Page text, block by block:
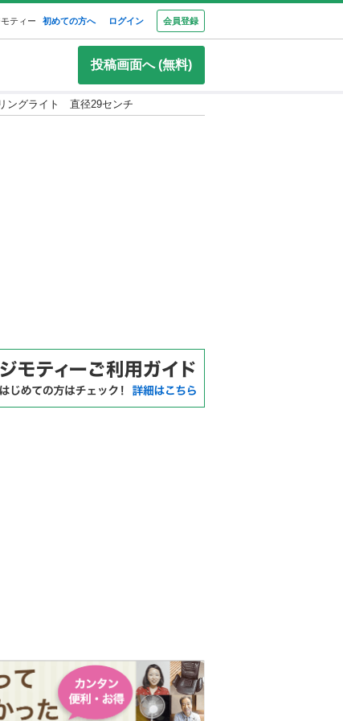
ティー 初めての方へ ログイン 会員登録
投稿画面へ (無料)
ングライト 直径29センチ